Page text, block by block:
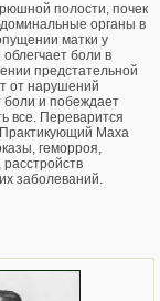
полости, почек
органы в
матки у
боли в
предстательной
от нарушений
и побеждает
все. Переварится
Маха
геморроя,
заболеваний.